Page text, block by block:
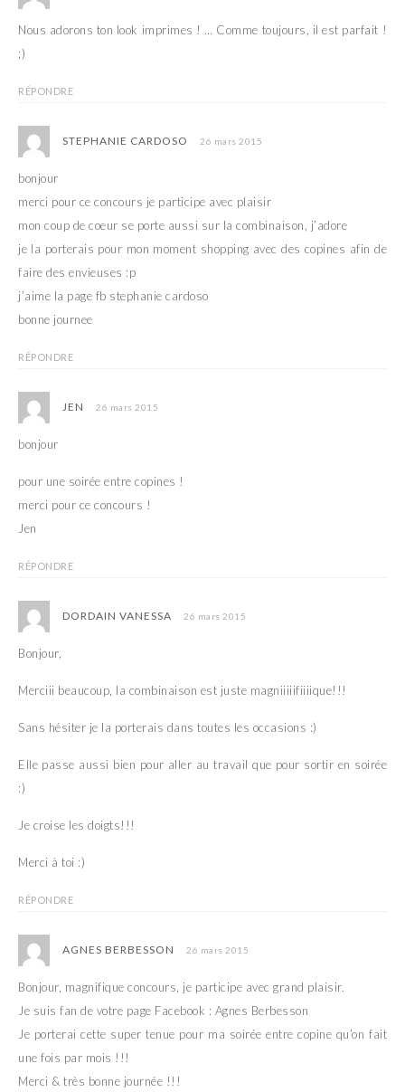
Nous adorons ton look imprimes ! … Comme toujours, il est parfait !
;)
RÉPONDRE
STEPHANIE CARDOSO 26 mars 2015
bonjour
merci pour ce concours je participe avec plaisir
mon coup de coeur se porte aussi sur la combinaison, j’adore
je la porterais pour mon moment shopping avec des copines afin de
faire des envieuses :p
j’aime la page fb stephanie cardoso
bonne journee
RÉPONDRE
JEN 26 mars 2015
bonjour
pour une soirée entre copines !
merci pour ce concours !
Jen
RÉPONDRE
DORDAIN VANESSA 26 mars 2015
Bonjour,
Merciii beaucoup, la combinaison est juste magniiiiifiiiique!!!
Sans hésiter je la porterais dans toutes les occasions :)
Elle passe aussi bien pour aller au travail que pour sortir en soirée
:)
Je croise les doigts!!!
Merci à toi :)
RÉPONDRE
AGNES BERBESSON 26 mars 2015
Bonjour, magnifique concours, je participe avec grand plaisir.
Je suis fan de votre page Facebook : Agnes Berbesson
Je porterai cette super tenue pour ma soirée entre copine qu’on fait
une fois par mois !!!
Merci & très bonne journée !!!